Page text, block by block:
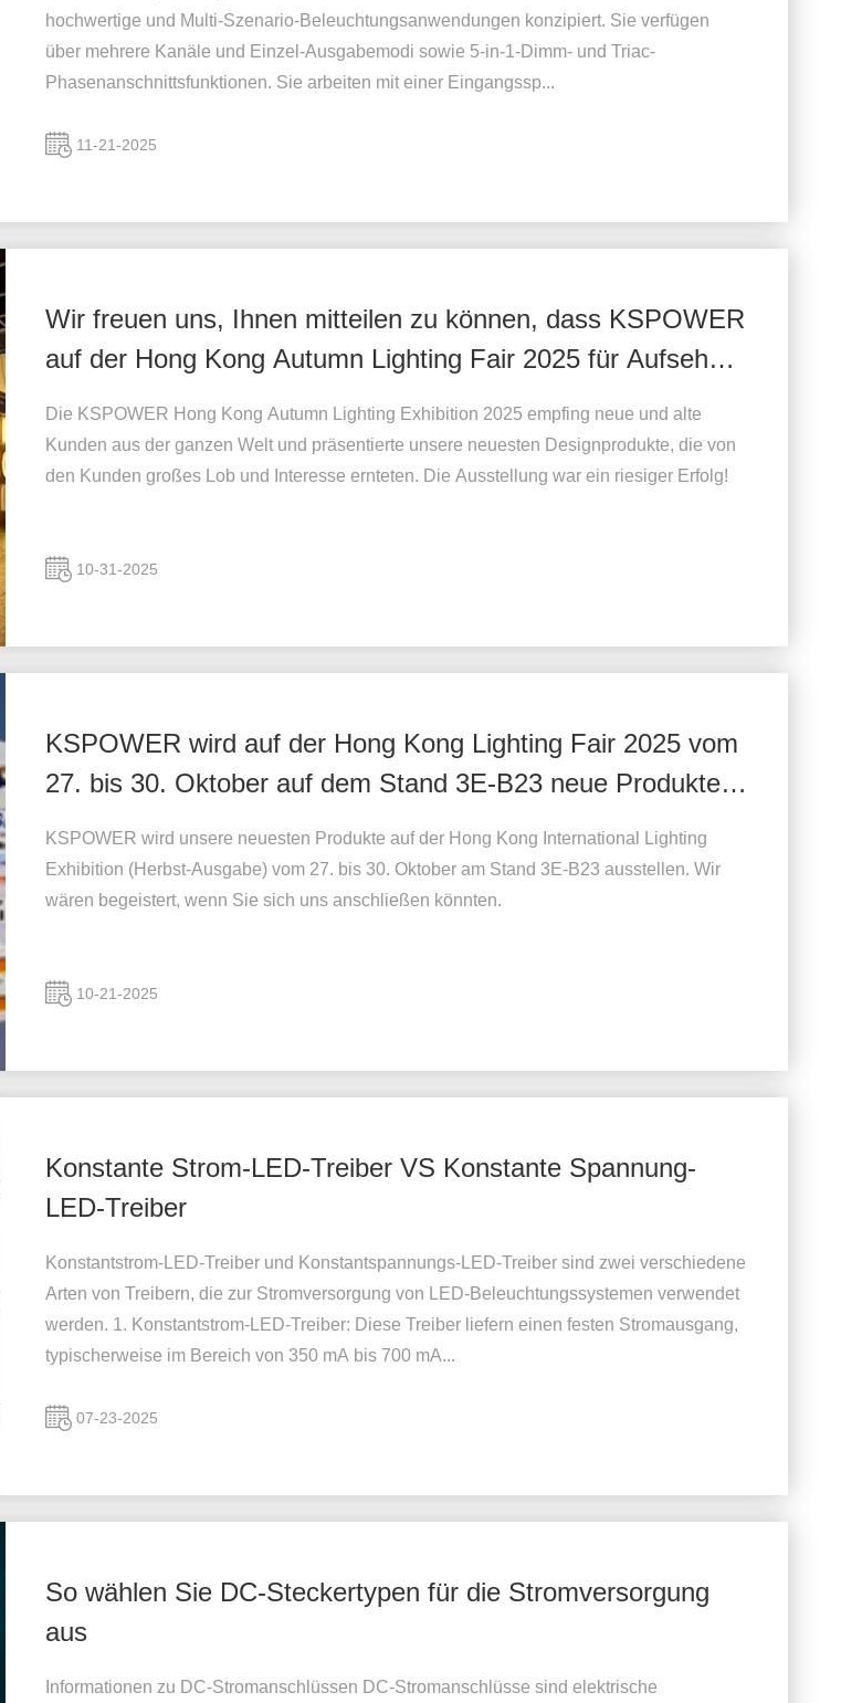
hochwertige und Multi-Szenario-Beleuchtungsanwendungen konzipiert. Sie verfügen
über mehrere Kanäle und Einzel-Ausgabemodi sowie 5-in-1-Dimm- und Triac-
Phasenanschnittsfunktionen. Sie arbeiten mit einer Eingangssp...
11-21-2025
Wir freuen uns, Ihnen mitteilen zu können, dass KSPOWER
auf der Hong Kong Autumn Lighting Fair 2025 für Aufsehen
Die KSPOWER Hong Kong Autumn Lighting Exhibition 2025 empfing neue und alte
Kunden aus der ganzen Welt und präsentierte unsere neuesten Designprodukte, die von
den Kunden großes Lob und Interesse ernteten. Die Ausstellung war ein riesiger Erfolg!
10-31-2025
KSPOWER wird auf der Hong Kong Lighting Fair 2025 vom
27. bis 30. Oktober auf dem Stand 3E-B23 neue Produkte
KSPOWER wird unsere neuesten Produkte auf der Hong Kong International Lighting
Exhibition (Herbst-Ausgabe) vom 27. bis 30. Oktober am Stand 3E-B23 ausstellen. Wir
wären begeistert, wenn Sie sich uns anschließen könnten.
10-21-2025
Konstante Strom-LED-Treiber VS Konstante Spannung-
LED-Treiber
Konstantstrom-LED-Treiber und Konstantspannungs-LED-Treiber sind zwei verschiedene
Arten von Treibern, die zur Stromversorgung von LED-Beleuchtungssystemen verwendet
werden. 1. Konstantstrom-LED-Treiber: Diese Treiber liefern einen festen Stromausgang,
typischerweise im Bereich von 350 mA bis 700 mA...
07-23-2025
So wählen Sie DC-Steckertypen für die Stromversorgung
aus
Informationen zu DC-Stromanschlüssen DC-Stromanschlüsse sind elektrische